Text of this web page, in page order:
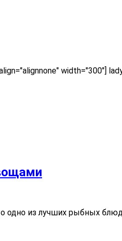
width="300"]
одно из лучших рыбных